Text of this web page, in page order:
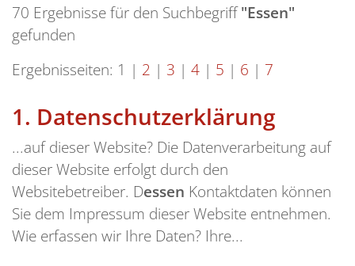
70 Ergebnisse für den Suchbegriff"Essen"
gefunden
Ergebnisseiten: 1 | 2 | 3 | 4 | 5 | 6 | 7
1. Datenschutzerklärung
...auf dieser Website? Die Datenverarbeitung auf
dieser Website erfolgt durch den
Websitebetreiber. Dessen Kontaktdaten können
Sie dem Impressum dieser Website entnehmen.
Wie erfassen wir Ihre Daten? Ihre...